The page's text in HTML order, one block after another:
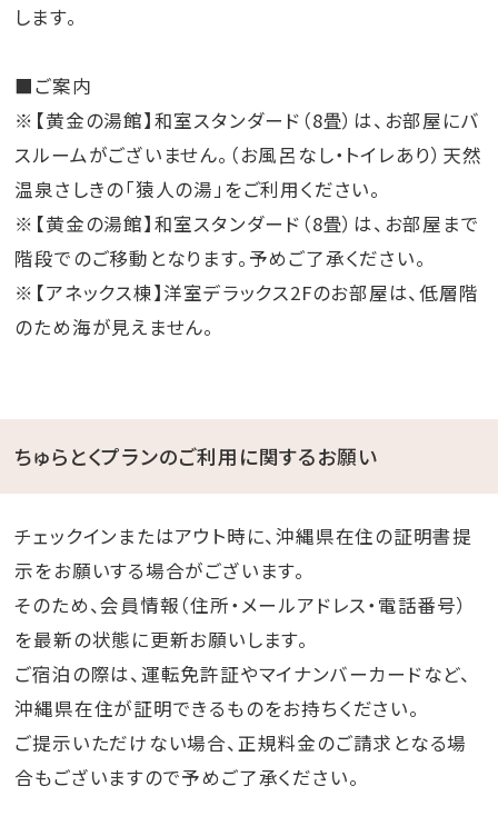
します。
■ご案内
※【黄金の湯館】和室スタンダード（8畳）は、お部屋にバ
スルームがございません。（お風呂なし・トイレあり）天然
温泉さしきの「猿人の湯」をご利用ください。
※【黄金の湯館】和室スタンダード（8畳）は、お部屋まで
階段でのご移動となります。予めご了承ください。
※【アネックス棟】洋室デラックス2Fのお部屋は、低層階
のため海が見えません。
ちゅらとくプランのご利用に関するお願い
チェックインまたはアウト時に、沖縄県在住の証明書提
示をお願いする場合がございます。
そのため、会員情報（住所・メールアドレス・電話番号）
を最新の状態に更新お願いします。
ご宿泊の際は、運転免許証やマイナンバーカードなど、
沖縄県在住が証明できるものをお持ちください。
ご提示いただけない場合、正規料金のご請求となる場
合もございますので予めご了承ください。